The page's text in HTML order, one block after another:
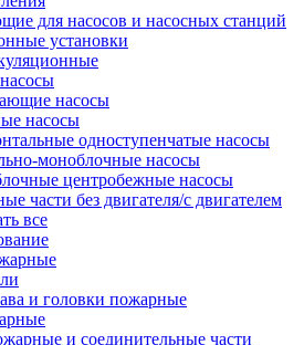
для насосов и насосных станций
установки
насосы
насосы
одноступенчатые насосы
моноблочные насосы
центробежные насосы
части без двигателя/с двигателем
все
и головки пожарные
и соединительные части